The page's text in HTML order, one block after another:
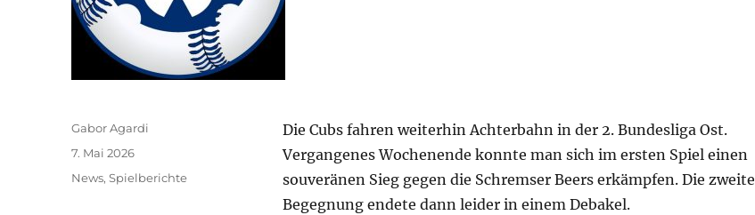
Die Cubs fahren weiterhin Achterbahn in der 2. Bundesliga Ost.
Vergangenes Wochenende konnte man sich im ersten Spiel einen
souveränen Sieg gegen die Schremser Beers erkämpfen. Die zweite
Begegnung endete dann leider in einem Debakel.
Autor
Gabor Agardi
Veröffentlicht
7. Mai 2026
Kategorien
News,Spielberichte